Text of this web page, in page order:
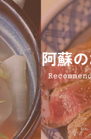
阿蘇